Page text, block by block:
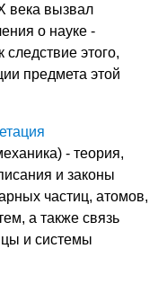
века вызвал
о науке -
следствие этого,
предмета этой
- теория,
и законы
частиц, атомов,
а также связь
и системы